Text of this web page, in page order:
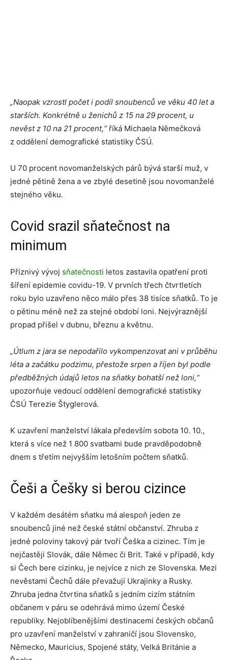
„Naopak vzrostl počet i podíl snoubenců ve věku 40 let a
starších. Konkrétně u ženichů z 15 na 29 procent, u
nevěst z 10 na 21 procent,“ říká Michaela Němečková
z oddělení demografické statistiky ČSÚ.
U 70 procent novomanželských párů bývá starší muž, v
jedné pětině žena a ve zbylé desetině jsou novomanželé
stejného věku.
Covid srazil sňatečnost na
minimum
Příznivý vývoj sňatečnosti letos zastavila opatření proti
šíření epidemie covidu-19. V prvních třech čtvrtletích
roku bylo uzavřeno něco málo přes 38 tisíce sňatků. To je
o pětinu méně než za stejné období loni. Nejvýraznější
propad přišel v dubnu, březnu a květnu.
„Útlum z jara se nepodařilo vykompenzovat ani v průběhu
léta a začátku podzimu, přestože srpen a říjen byl podle
předběžných údajů letos na sňatky bohatší než loni,“
upozorňuje vedoucí oddělení demografické statistiky
ČSÚ Terezie Štyglerová.
K uzavření manželství lákala především sobota 10. 10.,
která s více než 1 800 svatbami bude pravděpodobně
dnem s třetím nejvyšším letošním počtem sňatků.
Češi a Češky si berou cizince
V každém desátém sňatku má alespoň jeden ze
snoubenců jiné než české státní občanství. Zhruba z
jedné poloviny takový pár tvoří Češka a cizinec. Tím je
nejčastěji Slovák, dále Němec či Brit. Také v případě, kdy
si Čech bere cizinku, je nejvíce z nich ze Slovenska. Mezi
nevěstami Čechů dále převažují Ukrajinky a Rusky.
Zhruba jedna čtvrtina sňatků s jedním cizím státním
občanem v páru se odehrává mimo území České
republiky. Nejoblíbenějšími destinacemi českých občanů
pro uzavření manželství v zahraničí jsou Slovensko,
Německo, Mauricius, Spojené státy, Velká Británie a